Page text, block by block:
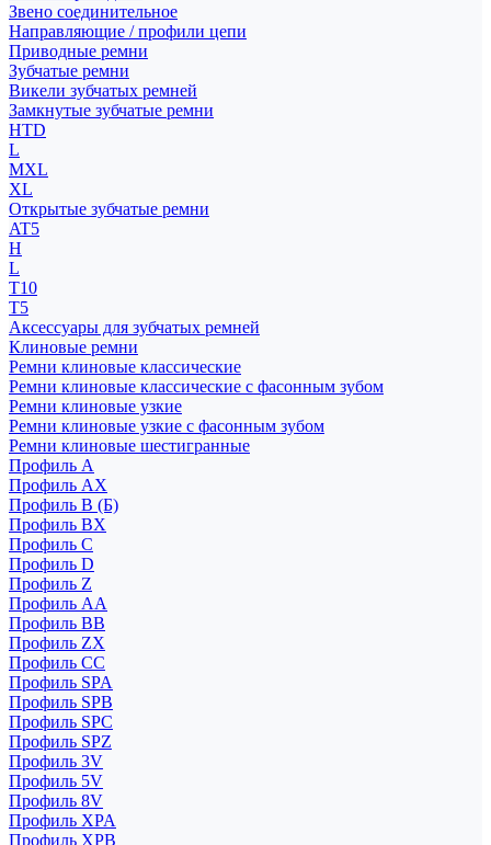
Звено соединительное
Направляющие / профили цепи
Приводные ремни
Зубчатые ремни
Викели зубчатых ремней
Замкнутые зубчатые ремни
HTD
L
MXL
XL
Открытые зубчатые ремни
AT5
H
L
T10
T5
Аксессуары для зубчатых ремней
Клиновые ремни
Ремни клиновые классические
Ремни клиновые классические с фасонным зубом
Ремни клиновые узкие
Ремни клиновые узкие с фасонным зубом
Ремни клиновые шестигранные
Профиль A
Профиль AX
Профиль B (Б)
Профиль BX
Профиль C
Профиль D
Профиль Z
Профиль АА
Профиль BB
Профиль ZX
Профиль CC
Профиль SPA
Профиль SPB
Профиль SPC
Профиль SPZ
Профиль 3V
Профиль 5V
Профиль 8V
Профиль XPA
Профиль XPB